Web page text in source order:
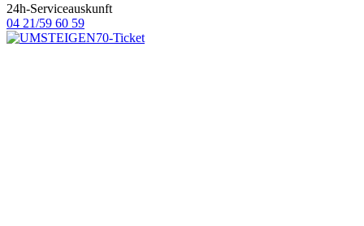
24h-Serviceauskunft
04 21/59 60 59